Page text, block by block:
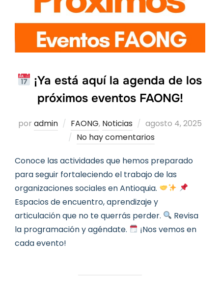
¡Ya está aquí la agenda de los
próximos eventos FAONG!
por admin FAONG, Noticias
Publicado
el
agosto 4, 2025
No hay comentarios
Conoce las actividades que hemos preparado
para seguir fortaleciendo el trabajo de las
organizaciones sociales en Antioquia.
Espacios de encuentro, aprendizaje y
articulación que no te querrás perder.
Revisa
la programación y agéndate.
¡Nos vemos en
cada evento!